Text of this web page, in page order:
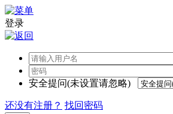
登录
安全提问(未设置请忽略)
还没有注册？ 找回密码